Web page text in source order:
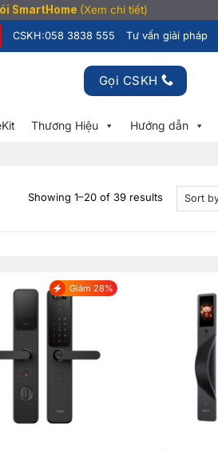
SmartHome (Xem chi tiết)
CSKH:058 3838 555 Tư vấn giải pháp
Gọi CSKH
Thương Hiệu Hướng dẫn
Showing 1–20 of 39 results
Giảm 28%